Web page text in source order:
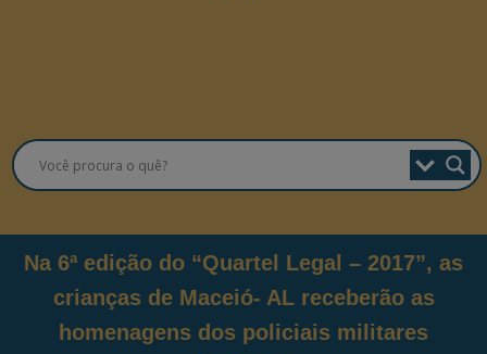
Na 6ª edição do “Quartel Legal – 2017”, as
crianças de Maceió- AL receberão as
homenagens dos policiais militares